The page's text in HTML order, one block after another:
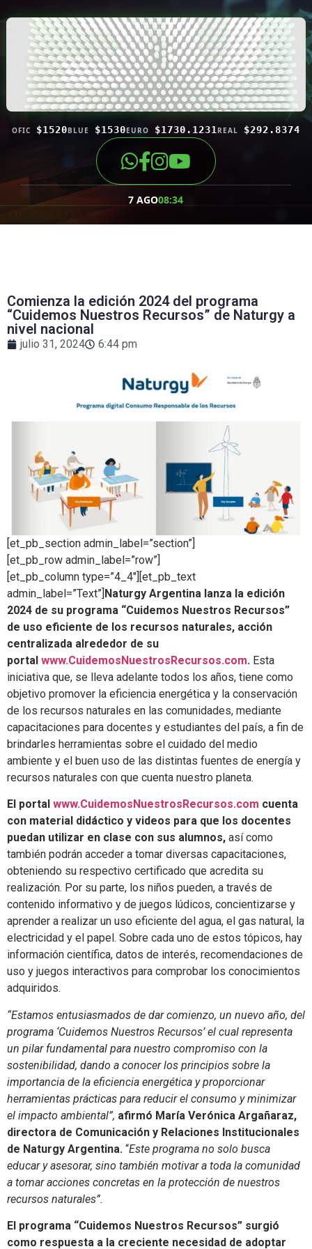
OFIC $1520BLUE $1530EURO $1730.1231 REAL $292.8374
7 AGO08:34
Comienza la edición 2024 del programa
“Cuidemos Nuestros Recursos” de Naturgy a
nivel nacional
julio 31, 2024 6:44 pm
[et_pb_section admin_label=”section”]
[et_pb_row admin_label=”row”]
[et_pb_column type=”4_4″][et_pb_text
admin_label=”Text”]Naturgy Argentina lanza la edición
2024 de su programa “Cuidemos Nuestros Recursos”
de uso eficiente de los recursos naturales, acción
centralizada alrededor de su
portal www.CuidemosNuestrosRecursos.com. Esta
iniciativa que, se lleva adelante todos los años, tiene como
objetivo promover la eficiencia energética y la conservación
de los recursos naturales en las comunidades, mediante
capacitaciones para docentes y estudiantes del país, a fin de
brindarles herramientas sobre el cuidado del medio
ambiente y el buen uso de las distintas fuentes de energía y
recursos naturales con que cuenta nuestro planeta.
El portal www.CuidemosNuestrosRecursos.com cuenta
con material didáctico y videos para que los docentes
puedan utilizar en clase con sus alumnos, así como
también podrán acceder a tomar diversas capacitaciones,
obteniendo su respectivo certificado que acredita su
realización. Por su parte, los niños pueden, a través de
contenido informativo y de juegos lúdicos, concientizarse y
aprender a realizar un uso eficiente del agua, el gas natural, la
electricidad y el papel. Sobre cada uno de estos tópicos, hay
información científica, datos de interés, recomendaciones de
uso y juegos interactivos para comprobar los conocimientos
adquiridos.
“Estamos entusiasmados de dar comienzo, un nuevo año, del
programa ‘Cuidemos Nuestros Recursos’ el cual representa
un pilar fundamental para nuestro compromiso con la
sostenibilidad, dando a conocer los principios sobre la
importancia de la eficiencia energética y proporcionar
herramientas prácticas para reducir el consumo y minimizar
el impacto ambiental”, afirmó María Verónica Argañaraz,
directora de Comunicación y Relaciones Institucionales
de Naturgy Argentina. “Este programa no solo busca
educar y asesorar, sino también motivar a toda la comunidad
a tomar acciones concretas en la protección de nuestros
recursos naturales”.
El programa “Cuidemos Nuestros Recursos” surgió
como respuesta a la creciente necesidad de adoptar